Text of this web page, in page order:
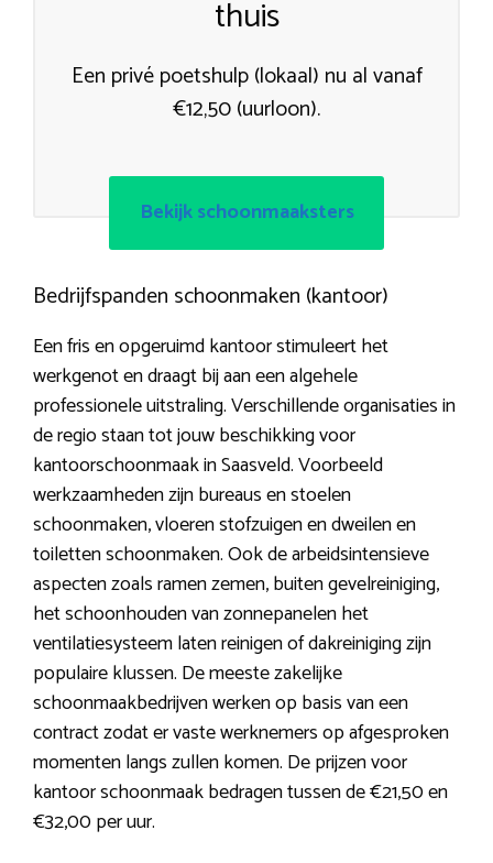
thuis
Een privé poetshulp (lokaal) nu al vanaf
€12,50 (uurloon).
Bekijk schoonmaaksters
Bedrijfspanden schoonmaken (kantoor)
Een fris en opgeruimd kantoor stimuleert het
werkgenot en draagt bij aan een algehele
professionele uitstraling. Verschillende organisaties in
de regio staan tot jouw beschikking voor
kantoorschoonmaak in Saasveld. Voorbeeld
werkzaamheden zijn bureaus en stoelen
schoonmaken, vloeren stofzuigen en dweilen en
toiletten schoonmaken. Ook de arbeidsintensieve
aspecten zoals ramen zemen, buiten gevelreiniging,
het schoonhouden van zonnepanelen het
ventilatiesysteem laten reinigen of dakreiniging zijn
populaire klussen. De meeste zakelijke
schoonmaakbedrijven werken op basis van een
contract zodat er vaste werknemers op afgesproken
momenten langs zullen komen. De prijzen voor
kantoor schoonmaak bedragen tussen de €21,50 en
€32,00 per uur.